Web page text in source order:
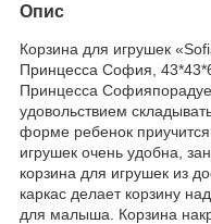
Опис
Корзина для игрушек
Принцесса София,
Принцесса
удовольствием
форме ребенок
игрушек очень удобна,
корзина для игрушек из
каркас делает корзину
для малыша. Корзина